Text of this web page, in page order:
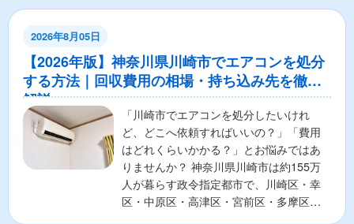
2026年8月05日
【2026年版】神奈川県川崎市でエアコンを処分
する方法｜回収費用の相場・持ち込み先を徹底
解説
「川崎市でエアコンを処分したいけれ
ど、どこへ依頼すればいいの？」「費用
はどれくらいかかる？」とお悩みではあ
りませんか？ 神奈川県川崎市は約155万
人が暮らす政令指定都市で、川崎区・幸
区・中原区・高津区・宮前区・多摩区・